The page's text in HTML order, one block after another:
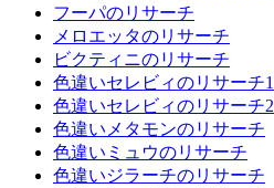
フーパのリサーチ
メロエッタのリサーチ
ビクティニのリサーチ
色違いセレビィのリサーチ1
色違いセレビィのリサーチ2
色違いメタモンのリサーチ
色違いミュウのリサーチ
色違いジラーチのリサーチ